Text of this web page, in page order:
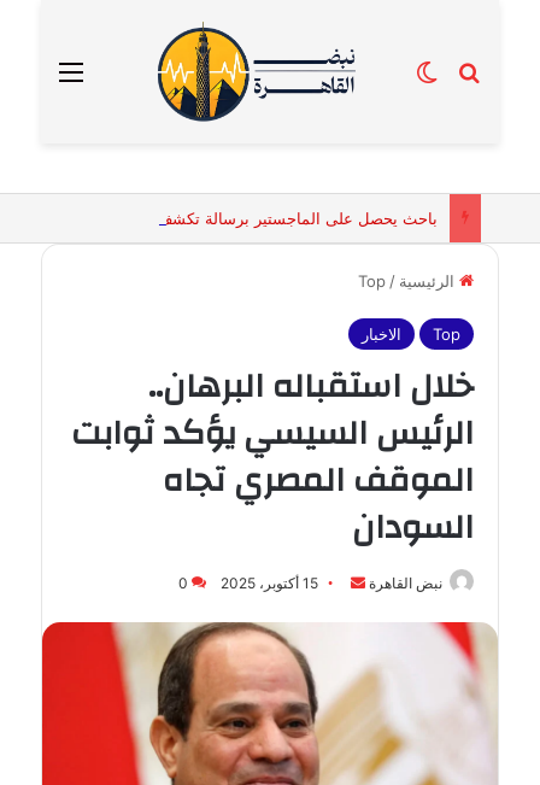
القائمة بحث عنالوضع المظلم
الرئيسية /
Top
Top الاخبار
خلال استقباله البرهان..
الرئيس السيسي يؤكد ثوابت
الموقف المصري تجاه
السودان
نبض القاهرة
أرسل 15 أكتوبر، 2025 0